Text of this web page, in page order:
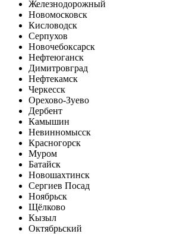
Железнодорожный
Новомосковск
Кисловодск
Серпухов
Новочебоксарск
Нефтеюганск
Димитровград
Нефтекамск
Черкесск
Орехово-Зуево
Дербент
Камышин
Невинномысск
Красногорск
Муром
Батайск
Новошахтинск
Сергиев Посад
Ноябрьск
Щёлково
Кызыл
Октябрьский